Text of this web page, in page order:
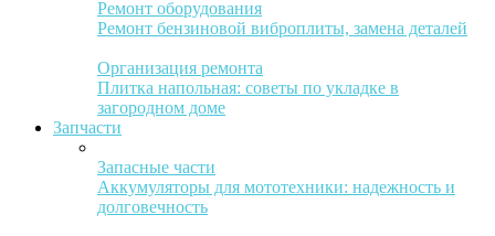
Ремонт оборудования
Ремонт бензиновой виброплиты, замена деталей
Организация ремонта
Плитка напольная: советы по укладке в
загородном доме
Запчасти
Запасные части
Аккумуляторы для мототехники: надежность и
долговечность